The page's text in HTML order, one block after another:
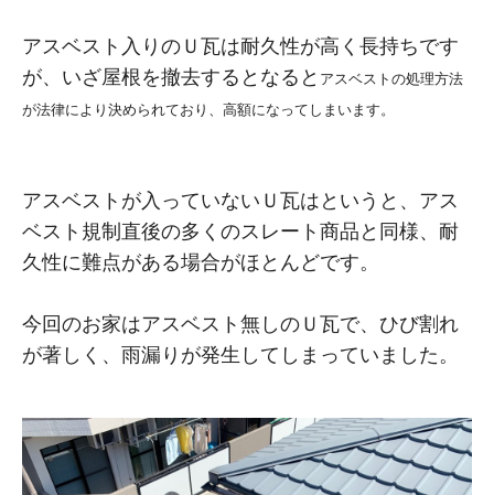
アスベスト入りのＵ瓦は耐久性が高く長持ちです
が、いざ屋根を撤去するとなると アスベストの処理方法
が法律により決められており、高額になってしまいます。
アスベストが入っていないＵ瓦はというと、アス
ベスト規制直後の多くのスレート商品と同様、耐
久性に難点がある場合がほとんどです。
今回のお家はアスベスト無しのＵ瓦で、ひび割れ
が著しく、雨漏りが発生してしまっていました。